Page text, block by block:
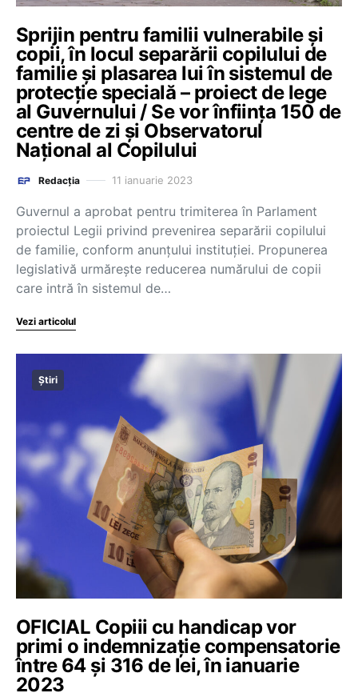
Sprijin pentru familii vulnerabile și
copii, în locul separării copilului de
familie și plasarea lui în sistemul de
protecție specială – proiect de lege
al Guvernului / Se vor înființa 150 de
centre de zi și Observatorul
Național al Copilului
Redacția 11 ianuarie 2023
Guvernul a aprobat pentru trimiterea în Parlament
proiectul Legii privind prevenirea separării copilului
de familie, conform anunțului instituției. Propunerea
legislativă urmărește reducerea numărului de copii
care intră în sistemul de…
Vezi articolul
Știri
OFICIAL Copiii cu handicap vor
primi o indemnizație compensatorie
între 64 și 316 de lei, în ianuarie
2023